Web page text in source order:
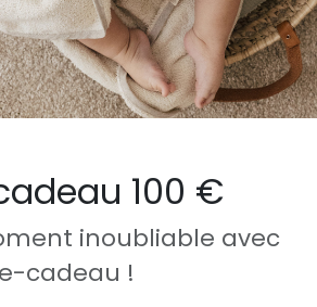
100 €
inoubliable avec
cadeau !